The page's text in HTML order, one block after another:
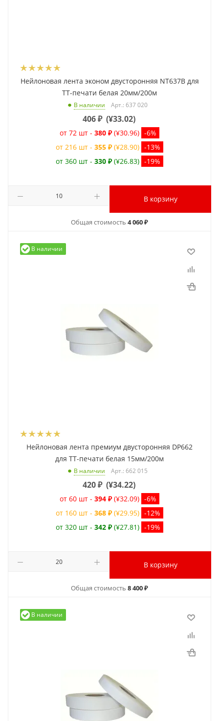
Нейлоновая лента эконом двусторонняя NT637B для
ТТ-печати белая 20мм/200м
В наличии Арт.: 637 020
406₽ (¥33.02)
от 72 шт - 380 ₽ (¥30.96) -6%
от 216 шт - 355 ₽ (¥28.90) -13%
от 360 шт - 330 ₽ (¥26.83) -19%
В корзину
Общая стоимость 4 060 ₽
В наличии
Нейлоновая лента премиум двусторонняя DP662
для ТТ-печати белая 15мм/200м
В наличии Арт.: 662 015
420₽ (¥34.22)
от 60 шт - 394 ₽ (¥32.09) -6%
от 160 шт - 368 ₽ (¥29.95) -12%
от 320 шт - 342 ₽ (¥27.81) -19%
В корзину
Общая стоимость 8 400 ₽
В наличии